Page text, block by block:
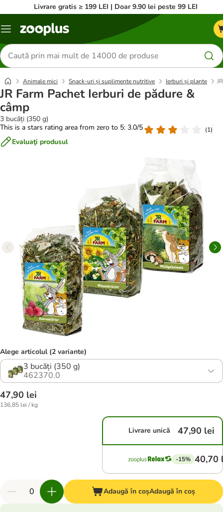
Livrare gratis ≥ 199 LEI | Doar 9.90 lei peste 99 LEI
Categorii
Căutare
produse
Animale mici Snack-uri și suplimente nutritive Ierburi și plante
JR Farm Pachet Ierburi de pădure &
câmp
3 bucăți (350 g)
This is a stars rating area from zero to 5: 3.0/5
(1)
Evaluaţi produsul
Alege articolul (2 variante)
3 bucăți (350 g)
462370.0
47,90 lei
136,85 lei / kg
Livrare unică 47,90 lei
-15% 40,70
Adaugă în coșAdaugă în coș